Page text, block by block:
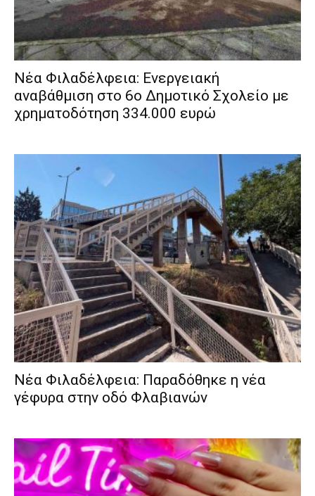
Νέα Φιλαδέλφεια: Ενεργειακή
αναβάθμιση στο 6ο Δημοτικό Σχολείο με
χρηματοδότηση 334.000 ευρώ
Νέα Φιλαδέλφεια: Παραδόθηκε η νέα
γέφυρα στην οδό Φλαβιανών